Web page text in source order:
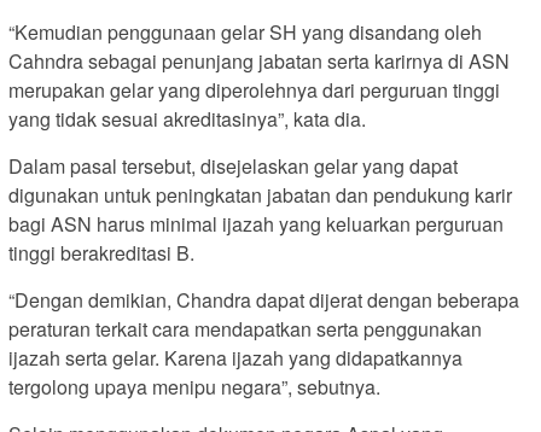
“Kemudian penggunaan gelar SH yang disandang oleh
Cahndra sebagai penunjang jabatan serta karirnya di ASN
merupakan gelar yang diperolehnya dari perguruan tinggi
yang tidak sesuai akreditasinya”, kata dia.
Dalam pasal tersebut, disejelaskan gelar yang dapat
digunakan untuk peningkatan jabatan dan pendukung karir
bagi ASN harus minimal ijazah yang keluarkan perguruan
tinggi berakreditasi B.
“Dengan demikian, Chandra dapat dijerat dengan beberapa
peraturan terkait cara mendapatkan serta penggunakan
ijazah serta gelar. Karena ijazah yang didapatkannya
tergolong upaya menipu negara”, sebutnya.